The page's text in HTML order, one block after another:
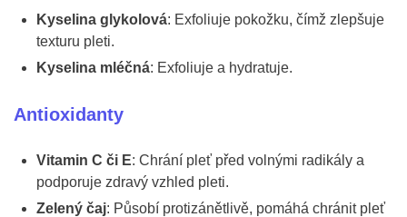
Kyselina glykolová: Exfoliuje pokožku, čímž zlepšuje
texturu pleti.
Kyselina mléčná: Exfoliuje a hydratuje.
Antioxidanty
Vitamin C či E: Chrání pleť před volnými radikály a
podporuje zdravý vzhled pleti.
Zelený čaj: Působí protizánětlivě, pomáhá chránit pleť